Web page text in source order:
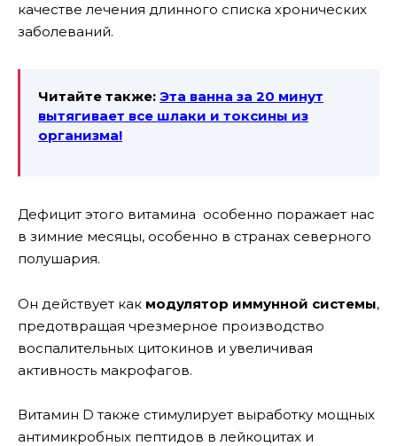
качестве лечения длинного списка хронических
заболеваний.
Читайте также: Эта ванна за 20 минут
вытягивает все шлаки и токсины из
организма!
Дефицит этого витамина особенно поражает нас
в зимние месяцы, особенно в странах северного
полушария.
Он действует как модулятор иммунной системы,
предотвращая чрезмерное производство
воспалительных цитокинов и увеличивая
активность макрофагов.
Витамин D также стимулирует выработку мощных
антимикробных пептидов в лейкоцитах и